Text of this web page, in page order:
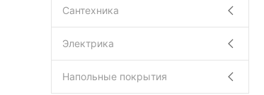
Сантехника
Электрика
Напольные покрытия